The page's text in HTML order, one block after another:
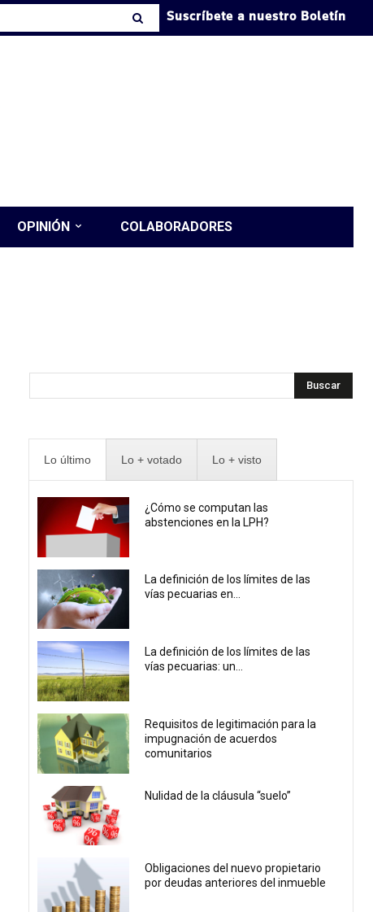
Suscríbete a nuestro Boletín
OPINIÓN COLABORADORES
Buscar
Lo último Lo + votado Lo + visto
¿Cómo se computan las
abstenciones en la LPH?
La definición de los límites de las
vías pecuarias en...
La definición de los límites de las
vías pecuarias: un...
Requisitos de legitimación para la
impugnación de acuerdos
comunitarios
Nulidad de la cláusula “suelo”
Obligaciones del nuevo propietario
por deudas anteriores del inmueble